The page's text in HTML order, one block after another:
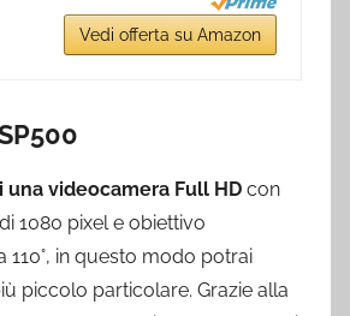
Vedi offerta su Amazon
una videocamera Full HD con
1080 pixel e obiettivo
110°, in questo modo potrai
piccolo particolare. Grazie alla